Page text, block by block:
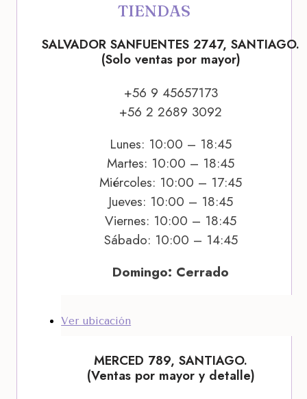
TIENDAS
SALVADOR SANFUENTES 2747, SANTIAGO.
(Solo ventas por mayor)
+56 9 45657173
+56 2 2689 3092
Lunes: 10:00 – 18:45
Martes: 10:00 – 18:45
Miércoles: 10:00 – 17:45
Jueves: 10:00 – 18:45
Viernes: 10:00 – 18:45
Sábado: 10:00 – 14:45
Domingo: Cerrado
Ver ubicación
MERCED 789, SANTIAGO.
(Ventas por mayor y detalle)